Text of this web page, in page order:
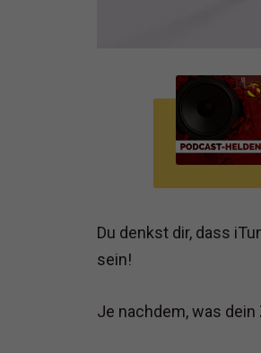
MUSS DEIN
Du denkst dir, dass
sein!
Je nachdem, was dein